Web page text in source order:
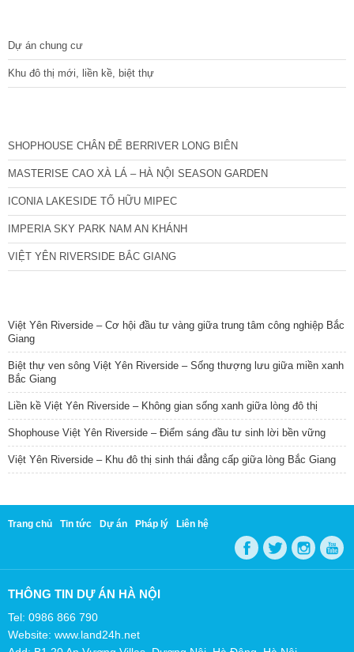
Dự án chung cư
Khu đô thị mới, liền kề, biệt thự
SHOPHOUSE CHÂN ĐẾ BERRIVER LONG BIÊN
MASTERISE CAO XÀ LÁ – HÀ NỘI SEASON GARDEN
ICONIA LAKESIDE TỐ HỮU MIPEC
IMPERIA SKY PARK NAM AN KHÁNH
VIỆT YÊN RIVERSIDE BẮC GIANG
Việt Yên Riverside – Cơ hội đầu tư vàng giữa trung tâm công nghiệp Bắc
Giang
Biệt thự ven sông Việt Yên Riverside – Sống thượng lưu giữa miền xanh
Bắc Giang
Liền kề Việt Yên Riverside – Không gian sống xanh giữa lòng đô thị
Shophouse Việt Yên Riverside – Điểm sáng đầu tư sinh lời bền vững
Việt Yên Riverside – Khu đô thị sinh thái đẳng cấp giữa lòng Bắc Giang
Trang chủ Tin tức Dự án Pháp lý Liên hệ
THÔNG TIN DỰ ÁN HÀ NỘI
Tel: 0986 866 790
Website: www.land24h.net